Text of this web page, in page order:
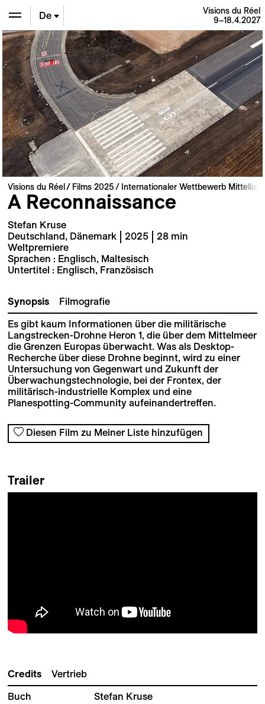
En
De
Fr
Visions du Réel
9–18.4.2027
Visions du Réel Films 2025 Internationaler Wettbewerb
A Reconnaissance
Stefan Kruse
Deutschland, Dänemark | 2025 | 28 min
Weltpremiere
Sprachen : Englisch, Maltesisch
Untertitel : Englisch, Französisch
Synopsis Filmografie
Es gibt kaum Informationen über die militärische
Langstrecken-Drohne Heron 1, die über dem Mittelmeer
die Grenzen Europas überwacht. Was als Desktop-
Recherche über diese Drohne beginnt, wird zu einer
Untersuchung von Gegenwart und Zukunft der
Überwachungstechnologie, bei der Frontex, der
militärisch-industrielle Komplex und eine
Planespotting-Community aufeinandertreffen.
Diesen Film zu Meiner Liste hinzufügen
Trailer
Credits Vertrieb
Buch
Stefan Kruse